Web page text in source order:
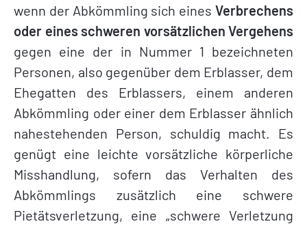
wenn der Abkömmling sich eines Verbrechens
oder eines schweren vorsätzlichen Vergehens
gegen eine der in Nummer 1 bezeichneten
Personen, also gegenüber dem Erblasser, dem
Ehegatten des Erblassers, einem anderen
Abkömmling oder einer dem Erblasser ähnlich
nahestehenden Person, schuldig macht. Es
genügt eine leichte vorsätzliche körperliche
Misshandlung, sofern das Verhalten des
Abkömmlings zusätzlich eine schwere
Pietätsverletzung, eine „schwere Verletzung